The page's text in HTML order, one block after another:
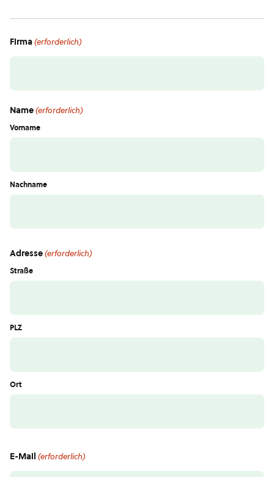
Firma(erforderlich)
Name(erforderlich)
Vorname
Nachname
Adresse(erforderlich)
Straße
PLZ
Ort
E-Mail (erforderlich)